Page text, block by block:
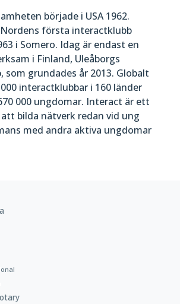
började i USA 1962.
första interactklubb
i Somero. Idag är endast en
i Finland, Uleåborgs
som grundades år 2013. Globalt
interactklubbar i 160 länder
000 ungdomar. Interact är ett
bilda nätverk redan vid ung
med andra aktiva ungdomar